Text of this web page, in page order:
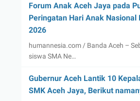
Forum Anak Aceh Jaya pada
Peringatan Hari Anak Nasional
2026
humannesia.com / Banda Aceh –
siswa SMA Ne…
Gubernur Aceh Lantik 10
SMK Aceh Jaya, Berikut